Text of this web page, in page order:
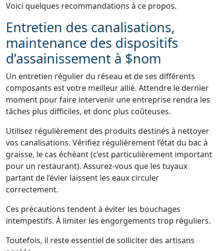
Voici quelques recommandations à ce propos.
Entretien des canalisations,
maintenance des dispositifs
d’assainissement à $nom
Un entretien régulier du réseau et de ses différents
composants est votre meilleur allié. Attendre le dernier
moment pour faire intervenir une entreprise rendra les
tâches plus difficiles, et donc plus coûteuses.
Utilisez régulièrement des produits destinés à nettoyer
vos canalisations. Vérifiez régulièrement l’état du bac à
graisse, le cas échéant (c’est particulièrement important
pour un restaurant). Assurez-vous que les tuyaux
partant de l’évier laissent les eaux circuler
correctement.
Ces précautions tendent à éviter les bouchages
intempestifs. À limiter les engorgements trop réguliers.
Toutefois, il reste essentiel de solliciter des artisans